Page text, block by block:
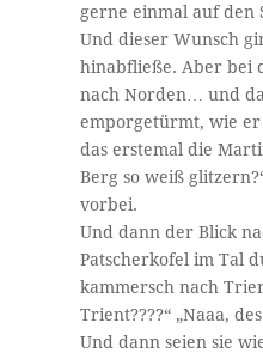
gerne einmal auf den
Und dieser Wunsch
hinabfließe. Aber bei
nach Norden… und
emporgetürmt, wie er
das erstemal die
Berg so weiß
vorbei.
Und dann der Blick
Patscherkofel im Tal
kammersch nach
Trient????“ „Naaa,
Und dann seien sie